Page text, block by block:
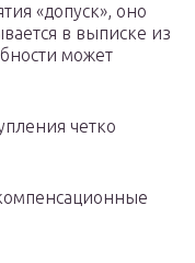
«допуск», оно
в выписке из
может
четко